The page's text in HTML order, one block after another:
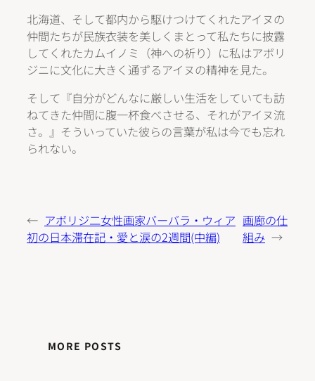
北海道、そして都内から駆けつけてくれたアイヌの
仲間たちが民族衣装を美しくまとって私たちに披露
してくれたカムイノミ（神への祈り）に私はアボリ
ジニに文化に大きく通ずるアイヌの精神を見た。
そして『自分がどんなに厳しい生活をしていても訪
ねてきた仲間に腹一杯食べさせる、それがアイヌ流
さ。』そういっていた彼らの言葉が私は今でも忘れ
られない。
← アボリジ二女性画家バーバラ・ウィア
初の日本滞在記・愛と涙の2週間(中編)
画廊の仕
組み →
MORE POSTS